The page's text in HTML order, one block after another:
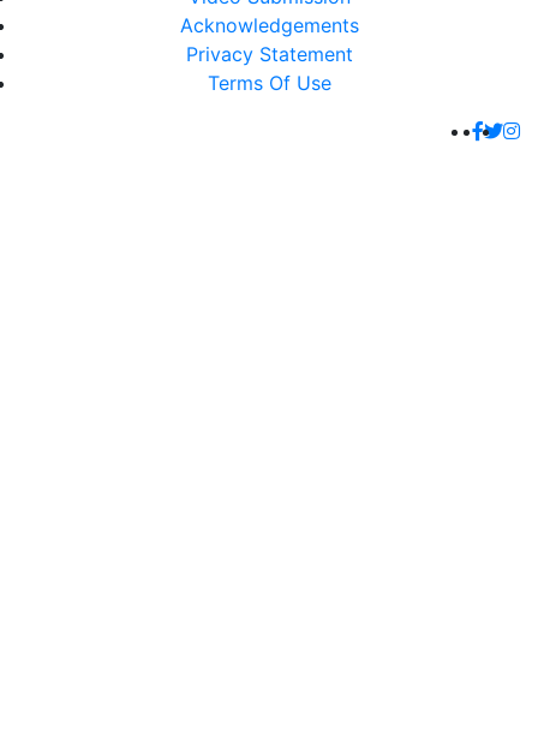
Acknowledgements
Privacy Statement
Terms Of Use